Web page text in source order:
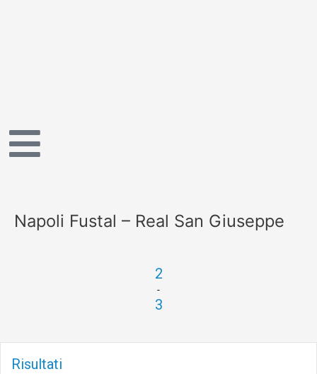
Napoli Fustal – Real San Giuseppe
2
-
3
Risultati